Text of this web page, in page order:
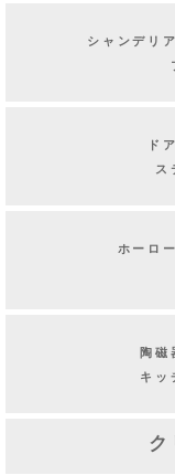
シャンデリ
ド
ス
ホーロ
陶磁
キッ
ク